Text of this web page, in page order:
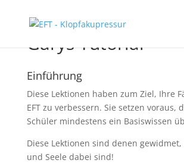
Garys Tutorial
Einführung
Diese Lektionen haben zum Ziel, Ihre
EFT zu verbessern. Sie setzen voraus,
Schüler mindestens ein Basiswissen
Diese Lektionen sind denen
und Seele dabei sind!